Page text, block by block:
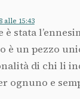
alle 15:43
è stata
è un pezzo
di chi li
ognuno e